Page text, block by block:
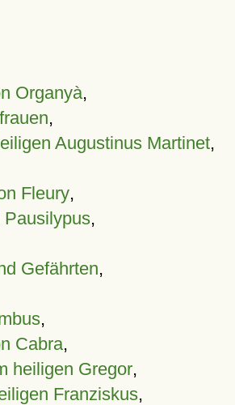
Organyà,
,
Augustinus Martinet,
Fleury,
Pausilypus,
Gefährten,
,
Cabra,
heiligen Gregor,
Franziskus,